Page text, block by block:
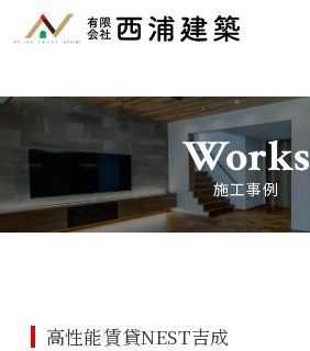
Works
施工事例
高性能賃貸NEST吉成